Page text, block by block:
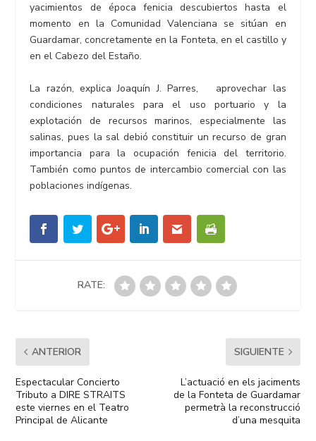
yacimientos de época fenicia descubiertos hasta el
momento en la Comunidad Valenciana se sitúan en
Guardamar, concretamente en la Fonteta, en el castillo y
en el Cabezo del Estaño.
La razón, explica Joaquín J. Parres, aprovechar las
condiciones naturales para el uso portuario y la
explotación de recursos marinos, especialmente las
salinas, pues la sal debió constituir un recurso de gran
importancia para la ocupación fenicia del territorio.
También como puntos de intercambio comercial con las
poblaciones indígenas.
RATE:
ANTERIOR
Espectacular Concierto
Tributo a DIRE STRAITS
este viernes en el Teatro
Principal de Alicante
SIGUIENTE
L’actuació en els jaciments
de la Fonteta de Guardamar
permetrà la reconstrucció
d’una mesquita